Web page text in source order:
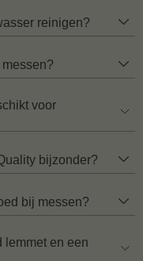
reinigen?
voor
bijzonder?
bij messen?
lemmet en een